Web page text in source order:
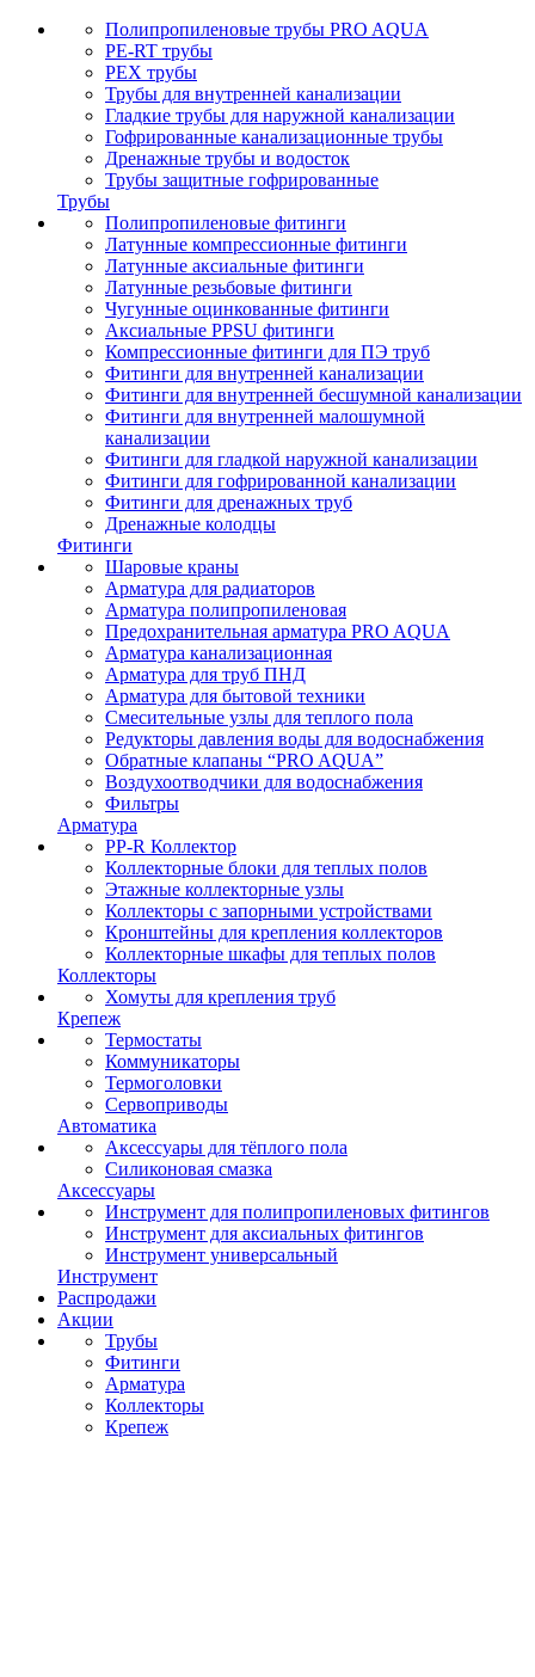
Полипропиленовые трубы PRO AQUA
PE-RT трубы
PEX трубы
Трубы для внутренней канализации
Гладкие трубы для наружной канализации
Гофрированные канализационные трубы
Дренажные трубы и водосток
Трубы защитные гофрированные
Трубы
Полипропиленовые фитинги
Латунные компрессионные фитинги
Латунные аксиальные фитинги
Латунные резьбовые фитинги
Чугунные оцинкованные фитинги
Аксиальные PPSU фитинги
Компрессионные фитинги для ПЭ труб
Фитинги для внутренней канализации
Фитинги для внутренней бесшумной канализации
Фитинги для внутренней малошумной
канализации
Фитинги для гладкой наружной канализации
Фитинги для гофрированной канализации
Фитинги для дренажных труб
Дренажные колодцы
Фитинги
Шаровые краны
Арматура для радиаторов
Арматура полипропиленовая
Предохранительная арматура PRO AQUA
Арматура канализационная
Арматура для труб ПНД
Арматура для бытовой техники
Смесительные узлы для теплого пола
Редукторы давления воды для водоснабжения
Обратные клапаны “PRO AQUA”
Воздухоотводчики для водоснабжения
Фильтры
Арматура
PP-R Коллектор
Коллекторные блоки для теплых полов
Этажные коллекторные узлы
Коллекторы с запорными устройствами
Кронштейны для крепления коллекторов
Коллекторные шкафы для теплых полов
Коллекторы
Хомуты для крепления труб
Крепеж
Термостаты
Коммуникаторы
Термоголовки
Сервоприводы
Автоматика
Аксессуары для тёплого пола
Силиконовая смазка
Аксессуары
Инструмент для полипропиленовых фитингов
Инструмент для аксиальных фитингов
Инструмент универсальный
Инструмент
Распродажи
Акции
Трубы
Фитинги
Арматура
Коллекторы
Крепеж